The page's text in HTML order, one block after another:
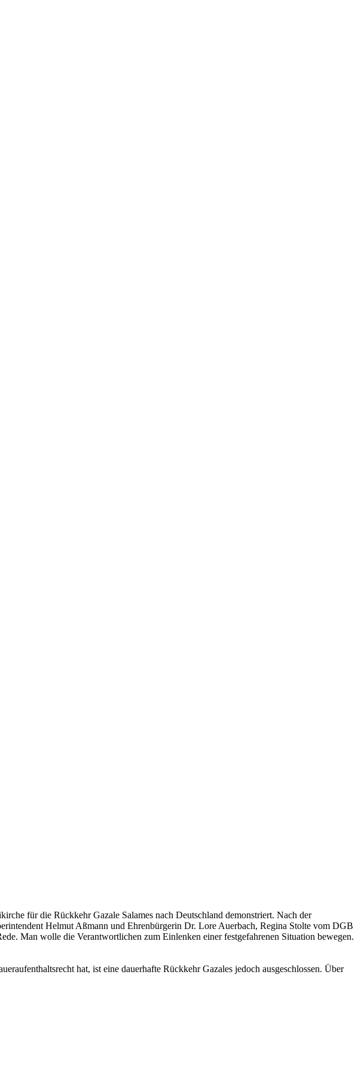
für die Rückkehr Gazale Salames nach Deutschland demonstriert. Nach der
Helmut Aßmann und Ehrenbürgerin Dr. Lore Auerbach, Regina Stolte vom DGB
Man wolle die Verantwortlichen zum Einlenken einer festgefahrenen Situation bewegen.
hat, ist eine dauerhafte Rückkehr Gazales jedoch ausgeschlossen. Über